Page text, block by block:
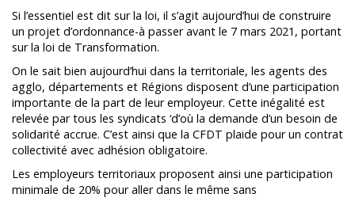
Si l’essentiel est dit sur la loi, il s’agit aujourd’hui de construire
un projet d’ordonnance-à passer avant le 7 mars 2021, portant
sur la loi de Transformation.
On le sait bien aujourd’hui dans la territoriale, les agents des
agglo, départements et Régions disposent d’une participation
importante de la part de leur employeur. Cette inégalité est
relevée par tous les syndicats ‘d’où la demande d’un besoin de
solidarité accrue. C’est ainsi que la CFDT plaide pour un contrat
collectivité avec adhésion obligatoire.
Les employeurs territoriaux proposent ainsi une participation
minimale de 20% pour aller dans le même sans